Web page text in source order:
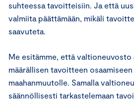
suhteessa tavoitteisiin. Ja että
valmiita päättämään, mikäli
saavuteta.
Me esitämme, että
määrällisen tavoitteen
maahanmuutolle. Samalla
säännöllisesti tarkastelemaan